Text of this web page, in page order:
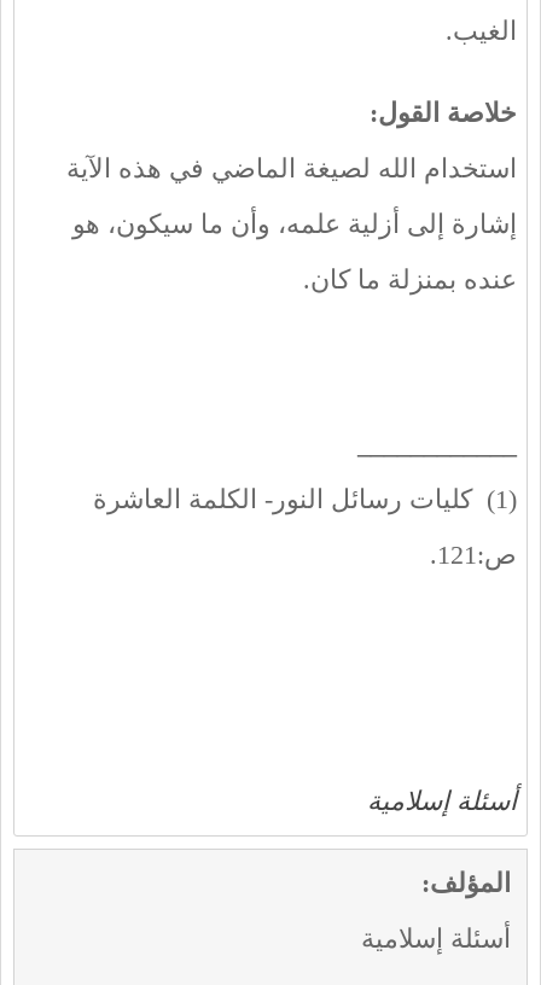
الغيب.
خلاصة القول:
استخدام الله لصيغة الماضي في هذه الآية
إشارة إلى أزلية علمه، وأن ما سيكون، هو
عنده بمنزلة ما كان.
(1) كليات رسائل النور- الكلمة العاشرة
ص:121.
أسئلة إسلامية
المؤلف:
أسئلة إسلامية